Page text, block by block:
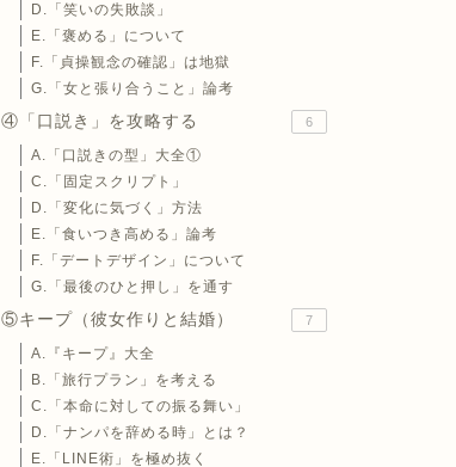
D.「笑いの失敗談」
E.「褒める」について
F.「貞操観念の確認」は地獄
G.「女と張り合うこと」論考
④「口説き」を攻略する 6
A.「口説きの型」大全①
C.「固定スクリプト」
D.「変化に気づく」方法
E.「食いつき高める」論考
F.「デートデザイン」について
G.「最後のひと押し」を通す
⑤キープ（彼女作りと結婚） 7
A.『キープ』大全
B.「旅行プラン」を考える
C.「本命に対しての振る舞い」
D.「ナンパを辞める時」とは？
E.「LINE術」を極め抜く